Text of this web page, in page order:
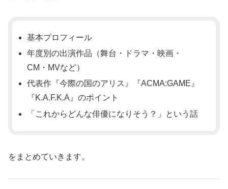
基本プロフィール
年度別の出演作品（舞台・ドラマ・映画・
CM・MVなど）
代表作『今際の国のアリス』『ACMA:GAME』
『K.A.F.K.A』のポイント
「これからどんな俳優になりそう？」という話
をまとめていきます。